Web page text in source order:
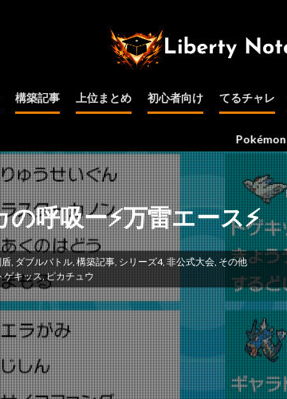
構築記事 上位まとめ 初心者向け てるチャレ
Pokémon Championsに
呼吸ー⚡万雷エース⚡
, ダブルバトル, 構築記事, シリーズ4, 非公式大会, その他
ゲキッス,ピカチュウ